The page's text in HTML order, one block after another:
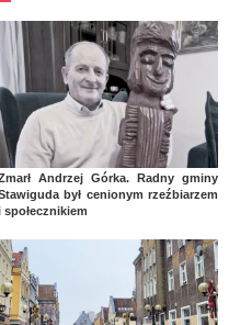
Andrzej Górka. Radny gminy
był cenionym rzeźbiarzem
społecznikiem